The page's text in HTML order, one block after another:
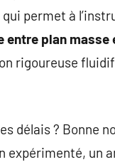
permet à
entre plan
rigoureuse
délais ? Bonne
expérimenté, un